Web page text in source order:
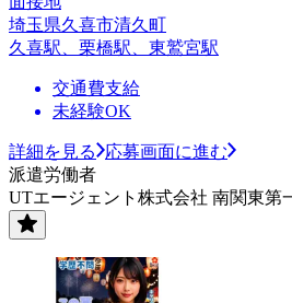
埼玉県久喜市清久町
久喜駅、栗橋駅、東鷲宮駅
交通費支給
未経験OK
詳細を見る
応募画面に進む
派遣労働者
UTエージェント株式会社 南関東第